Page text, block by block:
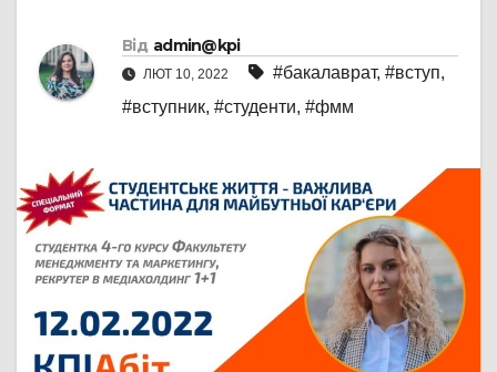
Від admin@kpi
ЛЮТ 10, 2022 #бакалаврат, #вступ,
#вступник, #студенти, #фмм